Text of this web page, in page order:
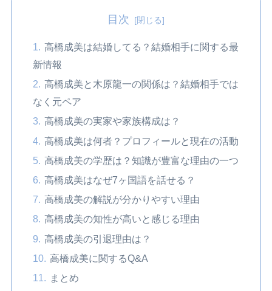
目次
高橋成美は結婚してる？結婚相手に関する最
新情報
高橋成美と木原龍一の関係は？結婚相手では
なく元ペア
高橋成美の実家や家族構成は？
高橋成美は何者？プロフィールと現在の活動
高橋成美の学歴は？知識が豊富な理由の一つ
高橋成美はなぜ7ヶ国語を話せる？
高橋成美の解説が分かりやすい理由
高橋成美の知性が高いと感じる理由
高橋成美の引退理由は？
高橋成美に関するQ&A
まとめ